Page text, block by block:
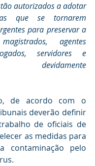
autorizados a adotar
que se tornarem
para preservar a
agentes
servidores e
devidamente
de acordo com o
deverão definir
de oficiais de
as medidas para
contaminação pelo